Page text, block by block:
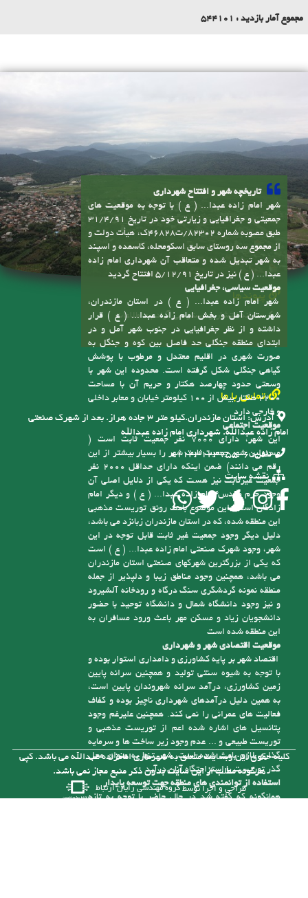
مجموع آمار بازدید : 544101
تاریخچه شهر و افتتاح شهرداری
شهر امام زاده عبدا... ( ع ) با توجه به موقعیت های
جمعیتی و جغرافیایی و زیارتی خود در تاریخ 31/4/91
طبق مصوبه شماره 82302/ت46828ک، هیأت دولت و
از مجموع سه روستای سابق اسکومحله، کاسمده و اسپند
به شهر تبدیل شده و متعاقب آن شهرداری امام زاده
عبدا... ( ع ) نیز در تاریخ 5/12/91 افتتاح گردید
موقعیت سیاسی، جغرافیایی
شهر امام زاده عبدا... ( ع ) در استان مازندران،
شهرستان آمل و بخش امام زاده عبدا... ( ع ) قرار
داشته و از نظر جغرافیایی در جنوب شهر آمل و در
ابتدای منطقه جنگلی حد فاصل بین کوه و جنگل به
صورت شهری در اقلیم معتدل و مرطوب با پوشش
گیاهی جنگلی شکل گرفته است. محدوده این شهر با
وسعتی حدود چهارصد هکتار و حریم آن با مساحت
2200 هکتار بیش از 100 کیلومتر خیابان و معابر داخلی
و خارجی دارد
موقعیت اجتماعی
این شهر، دارای 7000 نفر جمعیت ثابت است (
مسئولین شهر جمعیت ثابت شهر را بسیار بیشتر از این
رقم می دانند) ضمن اینکه دارای حداقل 2000 نفر
جمعیت غیرثابت نیز هست که یکی از دلایل اصلی آن
وجود حرم مقدس امام زاده عبدا... ( ع ) و دیگر امام
زادگان است، این موضوع باعث رونق توریست مذهبی
این منطقه شده، که در استان مازندران زبانزد می باشد،
دلیل دیگر وجود جمعیت غیر ثابت قابل توجه در این
شهر، وجود شهرک صنعتی امام زاده عبدا... ( ع ) است
که یکی از بزرگترین شهرکهای صنعتی استان مازندران
می باشد، همچنین وجود مناطق زیبا و دلپذیر از جمله
منطقه نمونه گردشگری سنگ درگاه و رودخانه آلشیرود
و نیز وجود دانشگاه شمال و دانشگاه توحید با حضور
دانشجویان زیاد و مسکن مهر باعث ورود مسافران به
این منطقه شده است
موقعیت اقتصادی شهر و شهرداری
اقتصاد شهر بر پایه کشاورزی و دامداری استوار بوده و
با توجه به شیوه سنتی تولید و همچنین سرانه پایین
زمین کشاورزی، درآمد سرانه شهروندان پایین است،
به همین دلیل درآمدهای شهرداری ناچیز بوده و کفاف
فعالیت های عمرانی را نمی کند. همچنین علیرغم وجود
پتانسیل های اشاره شده اعم از توریست مذهبی و
توریست طبیعی و ... عدم وجود زیر ساخت ها و سرمایه
گذاری لازم باعث شده است، شهر تنها به عنوان محل
گذر توریست یا استراحتگاه آنان درآید
استفاده از توانمندی های منطقه جهت توسعه پایدار
همانگونه که گفته شد در حال حاضر با توجه به تازه
پیوندها
سامانه انتشار و دسترسی آزاد به اطلاعات
تماس با ما
آدرس:
استان مازندران.کیلو متر ۳ جاده هراز. بعد از شهرک صنعتی
امام زاده عبدالله. شهرداری امام زاده عبدالله
تلفن: 6-01143123755
نقشه سایت
کلیه حقوق این وبسایت متعلق به شهرداری امامزاده عبدالله می باشد. کپی
هرگونه مطلب از این سایت بدون ذکر منبع مجاز نمی باشد.
طراحی و اجرا توسطگروه مهندسی رایان ارتباط